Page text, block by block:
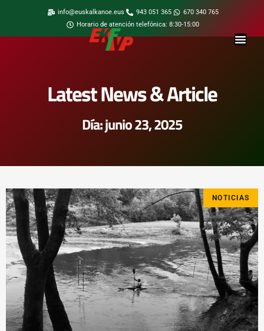
info@euskalkanoe.eus 943 051 365
670 340 765
Horario de atención telefónica: 8:30-15:00
Latest News & Article
Día: junio 23, 2025
NOTICIAS